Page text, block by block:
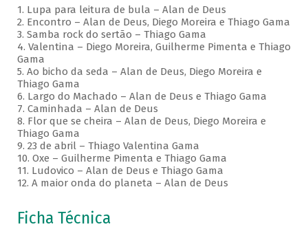
1. Lupa para leitura de bula – Alan de Deus
2. Encontro – Alan de Deus, Diego Moreira e Thiago Gama
3. Samba rock do sertão – Thiago Gama
4. Valentina – Diego Moreira, Guilherme Pimenta e Thiago
Gama
5. Ao bicho da seda – Alan de Deus, Diego Moreira e
Thiago Gama
6. Largo do Machado – Alan de Deus e Thiago Gama
7. Caminhada – Alan de Deus
8. Flor que se cheira – Alan de Deus, Diego Moreira e
Thiago Gama
9. 23 de abril – Thiago Valentina Gama
10. Oxe – Guilherme Pimenta e Thiago Gama
11. Ludovico – Alan de Deus e Thiago Gama
12. A maior onda do planeta – Alan de Deus
Ficha Técnica